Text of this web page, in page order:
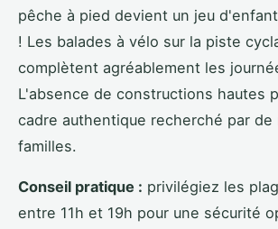
pêche à pied devient un jeu
! Les balades à vélo sur la piste
complètent agréablement les
L'absence de constructions hautes
cadre authentique recherché par de
familles.
Conseil pratique : privilégiez les
entre 11h et 19h pour une sécurité